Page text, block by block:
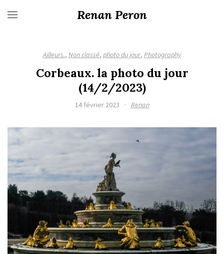
Renan Peron
Ailleurs., Non classé, photo du jour, Photography
Corbeaux. la photo du jour
(14/2/2023)
14 février 2023 · Renan